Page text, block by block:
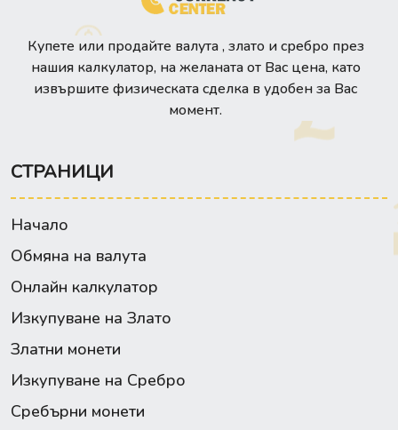
Купете или продайте валута , злато и сребро през
нашия калкулатор, на желаната от Вас цена, като
извършите физическата сделка в удобен за Вас
момент.
СТРАНИЦИ
Начало
Обмяна на валута
Онлайн калкулатор
Изкупуване на Злато
Златни монети
Изкупуване на Сребро
Сребърни монети